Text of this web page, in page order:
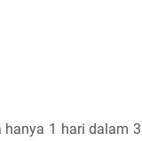
1 hari dalam 3